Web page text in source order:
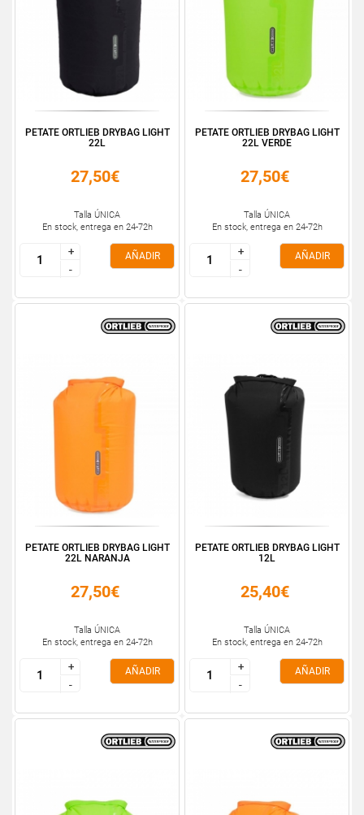
PETATE ORTLIEB DRYBAG LIGHT
22L
27,50€
Talla ÚNICA
En stock, entrega en 24-72h
+
-
+
-
AÑADIR
PETATE ORTLIEB DRYBAG LIGHT
22L VERDE
27,50€
Talla ÚNICA
En stock, entrega en 24-72h
+
-
+
-
AÑADIR
PETATE ORTLIEB DRYBAG LIGHT
22L NARANJA
27,50€
Talla ÚNICA
En stock, entrega en 24-72h
+
-
+
-
AÑADIR
PETATE ORTLIEB DRYBAG LIGHT
12L
25,40€
Talla ÚNICA
En stock, entrega en 24-72h
+
-
+
-
AÑADIR